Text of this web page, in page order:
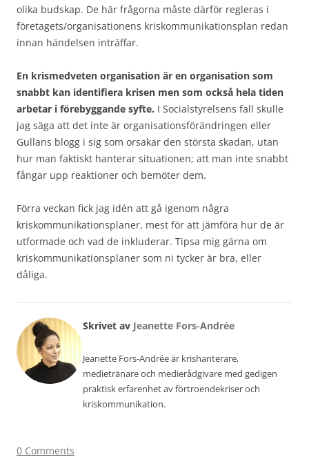
olika budskap. De här frågorna måste därför regleras i
företagets/organisationens kriskommunikationsplan redan
innan händelsen inträffar.
En krismedveten organisation är en organisation som
snabbt kan identifiera krisen men som också hela tiden
arbetar i förebyggande syfte. I Socialstyrelsens fall skulle
jag säga att det inte är organisationsförändringen eller
Gullans blogg i sig som orsakar den största skadan, utan
hur man faktiskt hanterar situationen; att man inte snabbt
fångar upp reaktioner och bemöter dem.
Förra veckan fick jag idén att gå igenom några
kriskommunikationsplaner, mest för att jämföra hur de är
utformade och vad de inkluderar. Tipsa mig gärna om
kriskommunikationsplaner som ni tycker är bra, eller
dåliga.
Skrivet av Jeanette Fors-Andrée
Jeanette Fors-Andrée är krishanterare,
medietränare och medierådgivare med gedigen
praktisk erfarenhet av förtroendekriser och
kriskommunikation.
0 Comments